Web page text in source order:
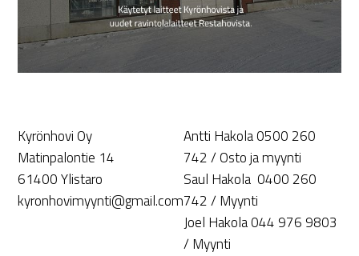
Kyrönhovi Oy
Matinpalontie 14
61400 Ylistaro
kyronhovimyynti@gmail.com
Antti Hakola 0500 260
742 / Osto ja myynti
Saul Hakola 0400 260
742 / Myynti
Joel Hakola 044 976 9803
/ Myynti